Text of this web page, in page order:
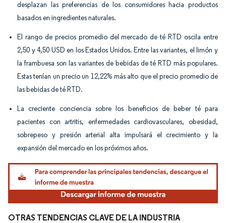
desplazan las preferencias de los consumidores hacia productos
basados en ingredientes naturales.
El rango de precios promedio del mercado de té RTD oscila entre
2,50 y 4,50 USD en los Estados Unidos. Entre las variantes, el limón y
la frambuesa son las variantes de bebidas de té RTD más populares.
Estas tenían un precio un 12,22% más alto que el precio promedio de
las bebidas de té RTD.
La creciente conciencia sobre los beneficios de beber té para
pacientes con artritis, enfermedades cardiovasculares, obesidad,
sobrepeso y presión arterial alta impulsará el crecimiento y la
expansión del mercado en los próximos años.
OTRAS TENDENCIAS CLAVE DE LA INDUSTRIA